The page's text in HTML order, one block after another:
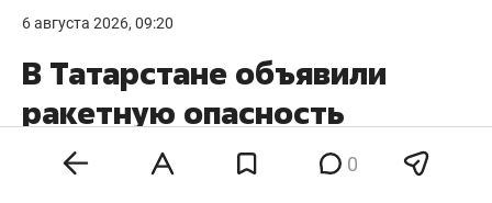
6 августа 2026, 09:20
В Татарстане объявили
ракетную опасность
0